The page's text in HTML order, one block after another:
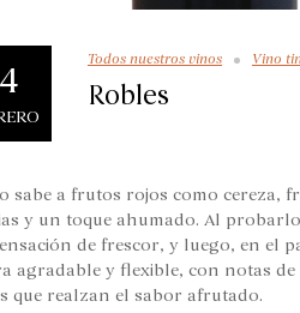
Todos nuestros vinos Vino
Robles
sabe a frutos rojos como cereza,
y un toque ahumado. Al
de frescor, y luego, en el
agradable y flexible, con notas
que realzan el sabor afrutado.